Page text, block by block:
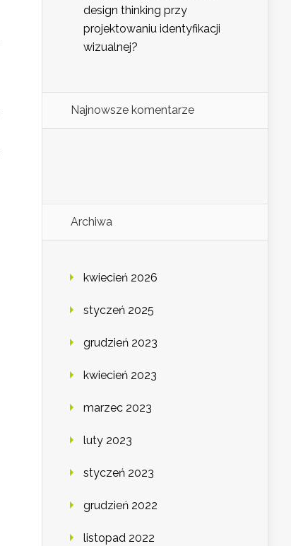
design thinking przy
projektowaniu identyfikacji
wizualnej?
Najnowsze komentarze
Archiwa
kwiecień 2026
styczeń 2025
grudzień 2023
kwiecień 2023
marzec 2023
luty 2023
styczeń 2023
grudzień 2022
listopad 2022